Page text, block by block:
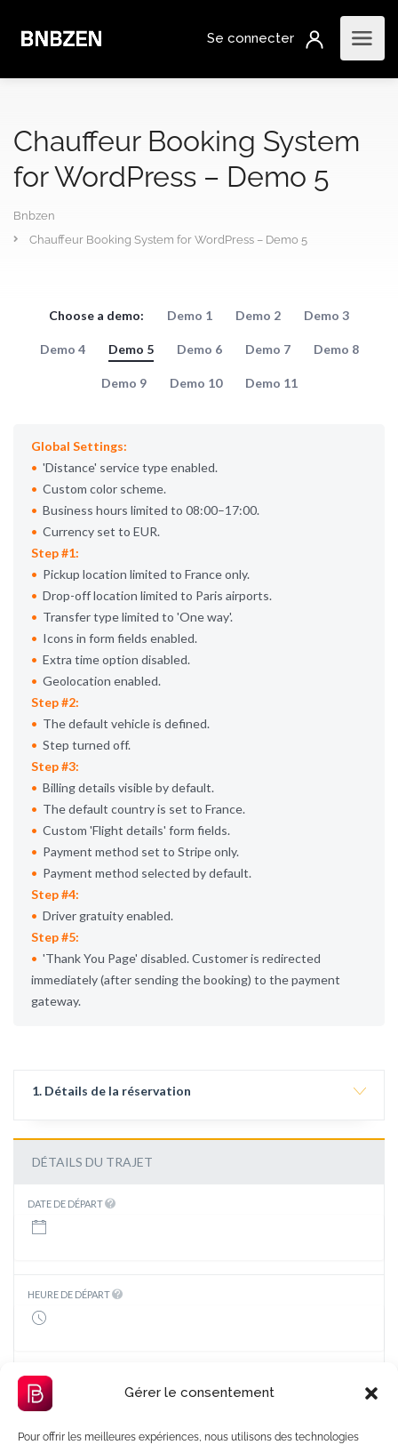
Gérer le consentement
Pour offrir les meilleures expériences, nous utilisons des technologies
Chauffeur Booking System
for WordPress – Demo 5
Bnbzen
Chauffeur Booking System for WordPress – Demo 5
Choose a demo: Demo 1 Demo 2 Demo 3
Demo 4 Demo 5 Demo 6 Demo 7 Demo 8
Demo 9 Demo 10 Demo 11
Global Settings:
Distance service type enabled.
Custom color scheme.
Business hours limited to 08:00–17:00.
Currency set to EUR.
Step #1:
Pickup location limited to France only.
Drop-off location limited to Paris airports.
Transfer type limited to One way.
Icons in form fields enabled.
Extra time option disabled.
Geolocation enabled.
Step #2:
The default vehicle is defined.
Step turned off.
Step #3:
Billing details visible by default.
The default country is set to France.
Custom Flight details form fields.
Payment method set to Stripe only.
Payment method selected by default.
Step #4:
Driver gratuity enabled.
Step #5:
Thank You Page disabled. Customer is redirected
immediately (after sending the booking) to the payment
gateway.
1. Détails de la réservation
DÉTAILS DU TRAJET
DATE DE DÉPART
HEURE DE DÉPART
ADRESSE DE DÉPART